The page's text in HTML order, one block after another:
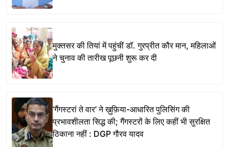
मुक्तसर की तियां में पहुंचीं डॉ. गुरप्रीत कौर मान, महिलाओं
ने चुनाव की तारीख पूछनी शुरू कर दी
‘गैंगस्टरां ते वार’ ने ख़ुफ़िया-आधारित पुलिसिंग की
प्रभावशीलता सिद्ध की; गैंगस्टरों के लिए कहीं भी सुरक्षित
ठिकाना नहीं : DGP गौरव यादव